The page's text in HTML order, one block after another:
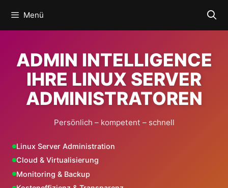
Inhalt
springen
Menü
ADMIN INTELLIGENCE
IHRE LINUX SERVER
ADMINISTRATOREN
Persönlich – kompetent – schnell
Linux Server Administration
Cloud & Virtualisierung
Monitoring & Backup